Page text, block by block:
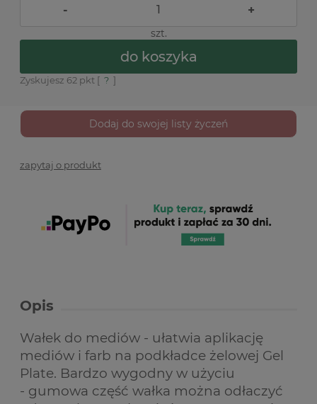
- +
szt.
do koszyka
Zyskujesz 62 pkt [ ? ]
Dodaj do swojej listy życzeń
zapytaj o produkt
Opis
Wałek do mediów - ułatwia aplikację
mediów i farb na podkładce żelowej Gel
Plate. Bardzo wygodny w użyciu
- gumowa część wałka można odłaczyć